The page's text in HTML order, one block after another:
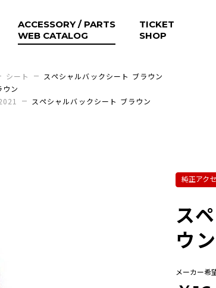
ACCESSORY / PARTS
WEB CATALOG
TICKET
SHOP
シート
スペシャルバックシート ブラウン
ウン
スペシャルバックシート ブラウン
純正アク
ス
ウ
メーカー希